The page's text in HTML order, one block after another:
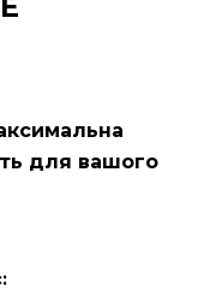
для вашого